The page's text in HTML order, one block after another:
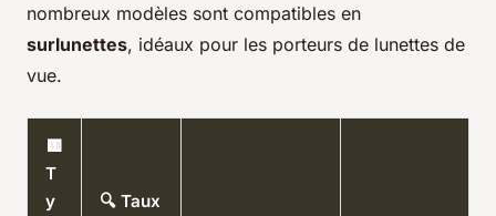
nombreux modèles sont compatibles en
surlunettes, idéaux pour les porteurs de lunettes de
vue.
🟨
T
y
🔍 Taux